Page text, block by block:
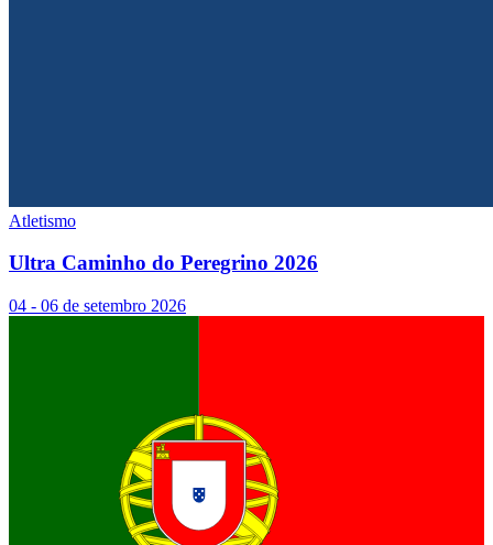
Atletismo
Ultra Caminho do Peregrino 2026
04 - 06 de setembro 2026